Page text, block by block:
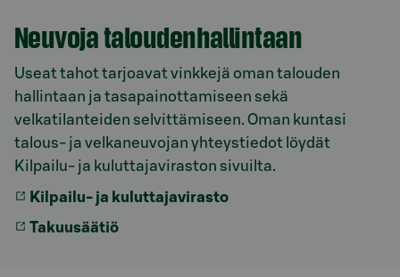
Neuvoja taloudenhallintaan
Useat tahot tarjoavat vinkkejä oman talouden
hallintaan ja tasapainottamiseen sekä
velkatilanteiden selvittämiseen. Oman kuntasi
talous- ja velkaneuvojan yhteystiedot löydät
Kilpailu- ja kuluttajaviraston sivuilta.
Kilpailu- ja kuluttajavirasto
Takuusäätiö